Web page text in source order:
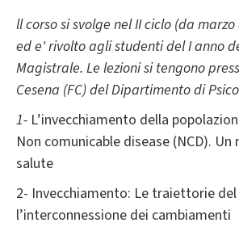
ll corso si svolge nel II ciclo (da
ed e' rivolto agli studenti del I anno
Magistrale. Le lezioni si tengono
Cesena (FC) del Dipartimento di
1- L’invecchiamento della
Non comunicable disease (NCD).
salute
2- Invecchiamento: Le traiettorie
l’interconnessione dei cambiamenti